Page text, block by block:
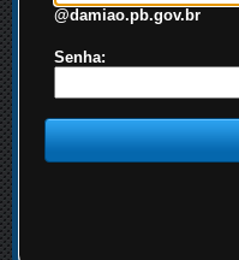
@damiao.pb.gov.br
Senha: